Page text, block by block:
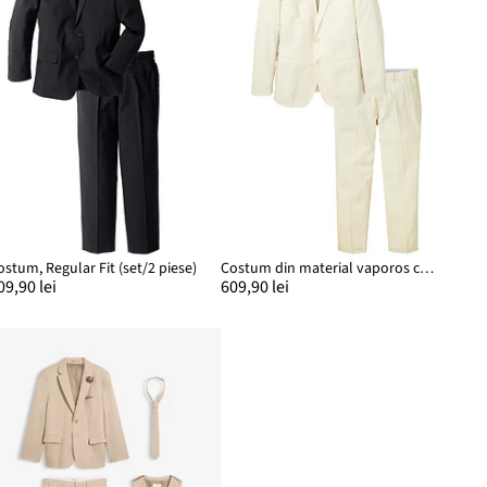
Regular Fit (set/2 piese)
lei
Costum din material vaporos cu in (set/2 piese), Regular Fit
609,90 lei